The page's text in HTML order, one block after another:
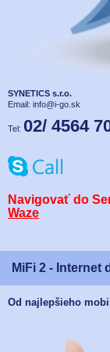
SYNETICS s.r.o.
Email: info@i-go.sk
Tel: 02/ 4564
Navigovať do
Waze
MiFi 2 - Internet
Od najlepšieho